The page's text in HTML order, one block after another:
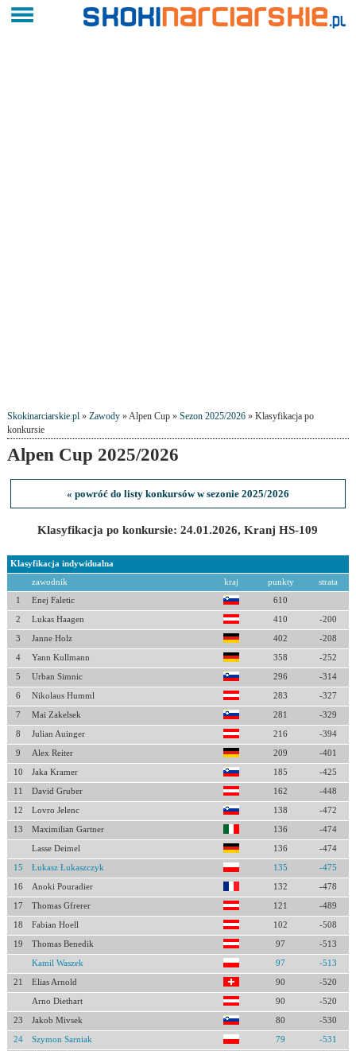
Skokinarciarskie.pl» Zawody» Alpen Cup » Sezon 2025/2026» Klasyfikacja po
konkursie
Alpen Cup 2025/2026
« powróć do listy konkursów w sezonie 2025/2026
Klasyfikacja po konkursie: 24.01.2026, Kranj HS-109
Klasyfikacja indywidualna
zawodnik kraj punkty strata
1 Enej Faletic 610
2 Lukas Haagen 410 -200
3 Janne Holz 402 -208
4 Yann Kullmann 358 -252
5 Urban Simnic 296 -314
6 Nikolaus Humml 283 -327
7 Mai Zakelsek 281 -329
8 Julian Auinger 216 -394
9 Alex Reiter 209 -401
10 Jaka Kramer 185 -425
11 David Gruber 162 -448
12 Lovro Jelenc 138 -472
13 Maximilian Gartner 136 -474
Lasse Deimel 136 -474
15 Łukasz Łukaszczyk 135 -475
16 Anoki Pouradier 132 -478
17 Thomas Gfrerer 121 -489
18 Fabian Hoell 102 -508
19 Thomas Benedik 97 -513
Kamil Waszek 97 -513
21 Elias Arnold 90 -520
Arno Diethart 90 -520
23 Jakob Mivsek 80 -530
24 Szymon Sarniak 79 -531